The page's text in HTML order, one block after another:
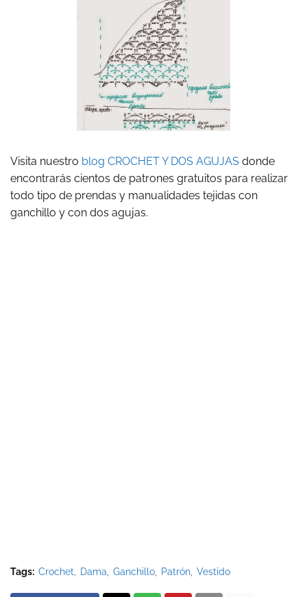
Visita nuestro blog CROCHET Y DOS AGUJAS donde
encontrarás cientos de patrones gratuitos para realizar
todo tipo de prendas y manualidades tejidas con
ganchillo y con dos agujas.
Tags: Crochet Dama Ganchillo Patrón Vestido